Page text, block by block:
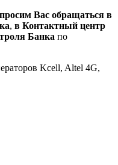
Вас обращаться в
, в Контактный центр
Банка по
Kcell, Altel 4G,